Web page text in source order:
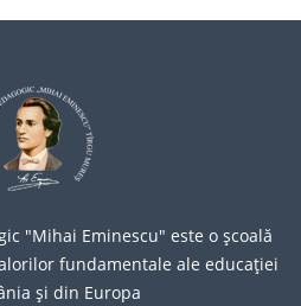
"Mihai Eminescu" este o şcoală
fundamentale ale educaţiei
şi din Europa